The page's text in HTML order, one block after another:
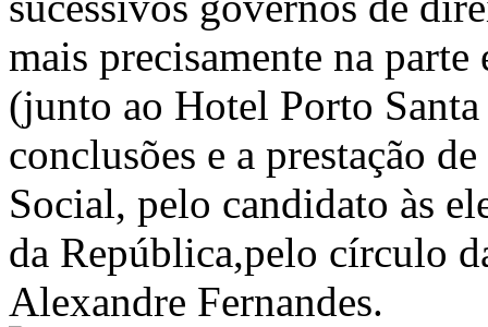
mais precisamente na
(junto ao Hotel Porto
conclusões e a prestação
Social, pelo candidato às
da República,pelo círculo
Alexandre Fernandes.